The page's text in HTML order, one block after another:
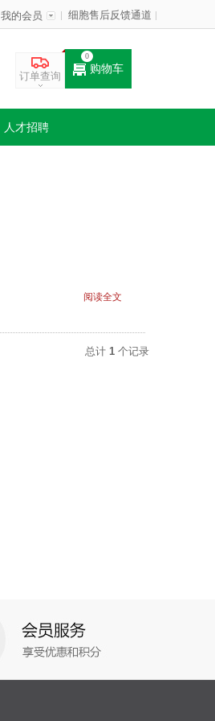
我的会员 细胞售后反馈通道
订单查询
0
购物车
人才招聘
阅读全文
总计 1 个记录